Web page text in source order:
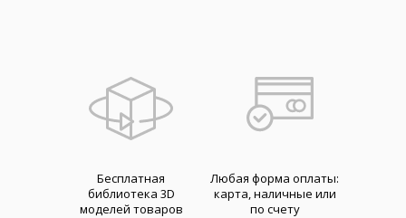
Бесплатная
библиотека 3D
моделей товаров
Любая форма оплаты:
карта, наличные или
по счету